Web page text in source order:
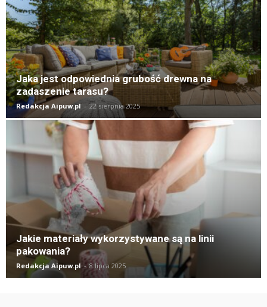
Jaka jest odpowiednia grubość drewna na
zadaszenie tarasu?
Redakcja Aipuw.pl - 22 sierpnia 2025
Jakie materiały wykorzystywane są na linii
pakowania?
Redakcja Aipuw.pl - 8 lipca 2025